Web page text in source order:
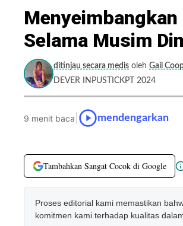
Selama Musim
ditinjau secara medis oleh Gail
DEVER INPUSTICKPT 2024
9 menit baca mendengarkan
Tambahkan Sangat Cocok di Google
Proses editorial kami memastikan
komitmen kami terhadap kualitas